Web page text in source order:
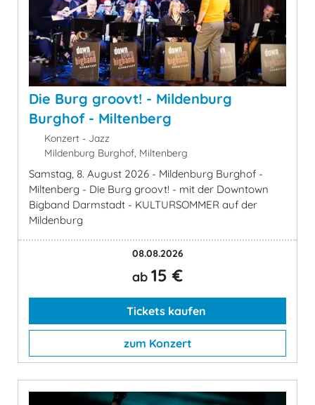
Die Burg groovt! - Mildenburg
Burghof - Miltenberg
Konzert - Jazz
Mildenburg Burghof, Miltenberg
Samstag, 8. August 2026 - Mildenburg Burghof -
Miltenberg - Die Burg groovt! - mit der Downtown
Bigband Darmstadt - KULTURSOMMER auf der
Mildenburg
08.08.2026
ab 15 €
Tickets kaufen
zum Konzert